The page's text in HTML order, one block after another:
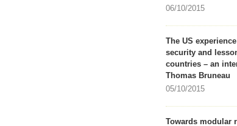
06/10/2015
The US
security and
countries – an
Thomas Bruneau
05/10/2015
Towards modular